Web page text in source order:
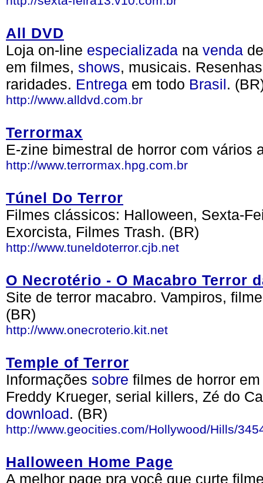
All DVD
Loja on-line especializada na venda
em filmes, shows, musicais.
raridades. Entrega em todo Brasil.
http://www.alldvd.com.br
Terrormax
E-zine bimestral de horror com vários
http://www.terrormax.hpg.com.br
Túnel Do Terror
Filmes clássicos: Halloween, Sexta-
Exorcista, Filmes Trash. (BR)
http://www.tuneldoterror.cjb.net
O Necrotério - O Macabro Terror
Site de terror macabro. Vampiros,
(BR)
http://www.onecroterio.kit.net
Temple of Terror
Informações sobre filmes de horror
Freddy Krueger, serial killers, Zé do
download. (BR)
http://www.geocities.com/Hollywood/Hills/
Halloween Home Page
A melhor page pra você que curte